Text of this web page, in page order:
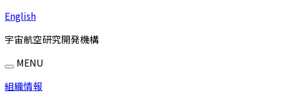
English
宇宙航空研究開発機構
MENU
組織情報